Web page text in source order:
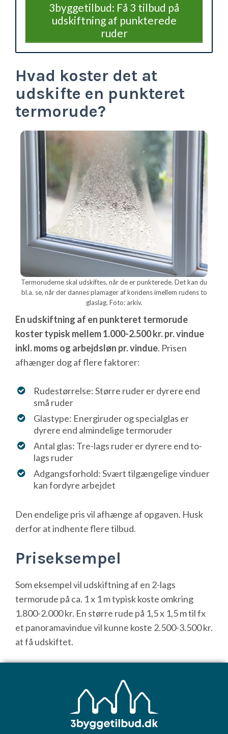
3byggetilbud: Få 3 tilbud på
udskiftning af punkterede
ruder
Hvad koster det at
udskifte en punkteret
termorude?
Termoruderne skal udskiftes, når de er punkterede. Det kan du
bl.a. se, når der dannes plamager af kondens imellem rudens to
glaslag. Foto: arkiv.
En udskiftning af en punkteret termorude
koster typisk mellem 1.000-2.500 kr. pr. vindue
inkl. moms og arbejdsløn pr. vindue. Prisen
afhænger dog af flere faktorer:
Rudestørrelse: Større ruder er dyrere end
små ruder
Glastype: Energiruder og specialglas er
dyrere end almindelige termoruder
Antal glas: Tre-lags ruder er dyrere end to-
lags ruder
Adgangsforhold: Svært tilgængelige vinduer
kan fordyre arbejdet
Den endelige pris vil afhænge af opgaven. Husk
derfor at indhente flere tilbud.
Priseksempel
Som eksempel vil udskiftning af en 2-lags
termorude på ca. 1 x 1 m typisk koste omkring
1.800-2.000 kr. En større rude på 1,5 x 1,5 m til fx
et panoramavindue vil kunne koste 2.500-3.500 kr.
at få udskiftet.